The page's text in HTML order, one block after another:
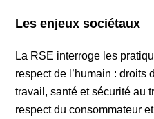
Les enjeux sociétaux
La RSE interroge les
respect de l’humain : droits
travail, santé et sécurité au
respect du consommateur